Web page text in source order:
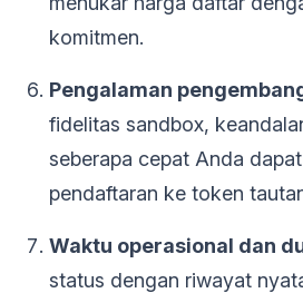
komitmen.
Pengalaman
fidelitas sandbox,
seberapa cepat Anda
pendaftaran ke token
Waktu operasional dan
status dengan riwayat